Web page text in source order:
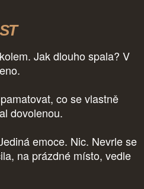
Jak dlouho spala? V
co se vlastně
dovolenou.
emoce. Nic. Nevrle se
na prázdné místo, vedle